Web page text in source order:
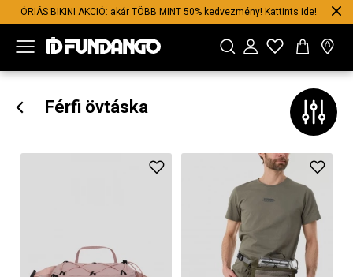
ÓRIÁS BIKINI AKCIÓ: akár TÖBB MINT 50% kedvezmény! Kattints ide!
Férfi övtáska